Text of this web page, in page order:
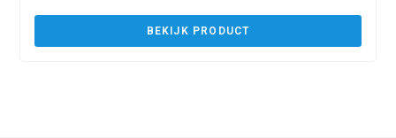
BEKIJK PRODUCT